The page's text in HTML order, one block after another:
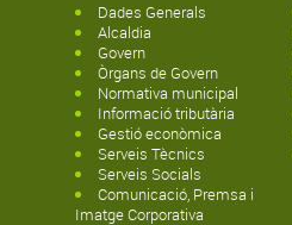
Dades Generals
Alcaldia
Govern
Òrgans de Govern
Normativa municipal
Informació tributària
Gestió econòmica
Serveis Tècnics
Serveis Socials
Comunicació, Premsa i
Imatge Corporativa